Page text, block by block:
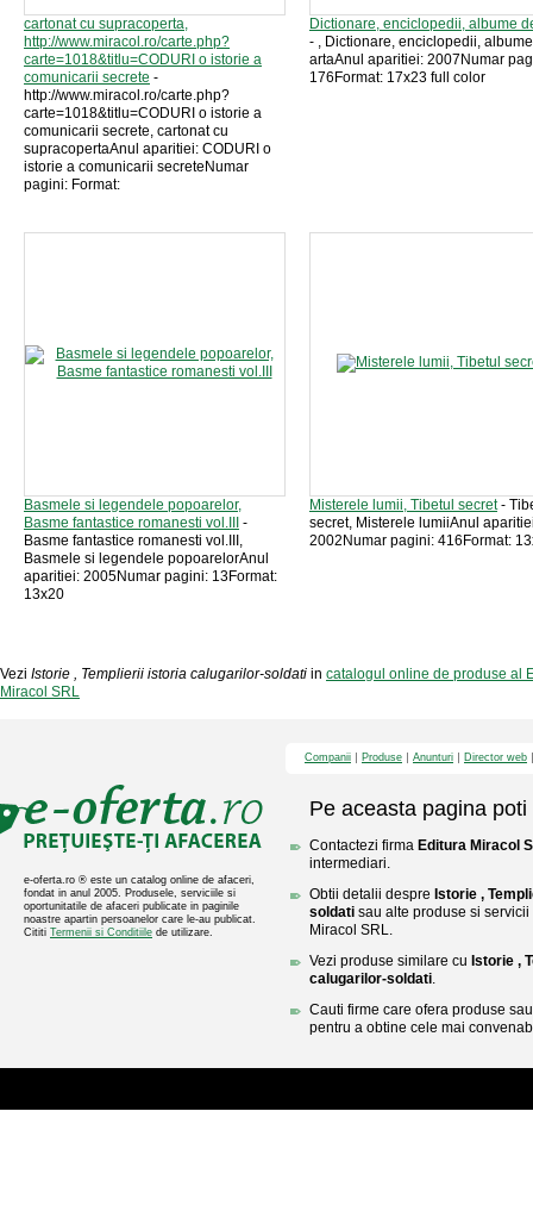
cartonat cu supracoperta,
http://www.miracol.ro/carte.php?
carte=1018&titlu=CODURI o istorie a
comunicarii secrete -
http://www.miracol.ro/carte.php?
carte=1018&titlu=CODURI o istorie a
comunicarii secrete, cartonat cu
supracopertaAnul aparitiei: CODURI o
istorie a comunicarii secreteNumar
pagini: Format:
Dictionare, enciclopedii, albume
- , Dictionare, enciclopedii,
artaAnul aparitiei: 2007Numar
176Format: 17x23 full color
Basmele si legendele popoarelor,
Basme fantastice romanesti vol.III
-
Basme fantastice romanesti vol.III,
Basmele si legendele popoarelorAnul
aparitiei: 2005Numar pagini: 13Format:
13x20
Misterele lumii, Tibetul secret-
secret, Misterele lumiiAnul
2002Numar pagini: 416Format:
Vezi Istorie , Templierii istoria calugarilor-soldati in catalogul online de produse al
Miracol SRL
e-oferta.ro ® este un catalog online de afaceri,
fondat in anul 2005. Produsele, serviciile si
oportunitatile de afaceri publicate in paginile
noastre apartin persoanelor care le-au publicat.
Cititi Termenii si Conditiile de utilizare.
Companii Produse Anunturi Director web
Pe aceasta pagina poti
Contactezi firma Editura Miracol
intermediari.
Obtii detalii despre Istorie ,
soldati sau alte produse si
Miracol SRL.
Vezi produse similare cu Istorie ,
calugarilor-soldati.
Cauti firme care ofera produse
pentru a obtine cele mai